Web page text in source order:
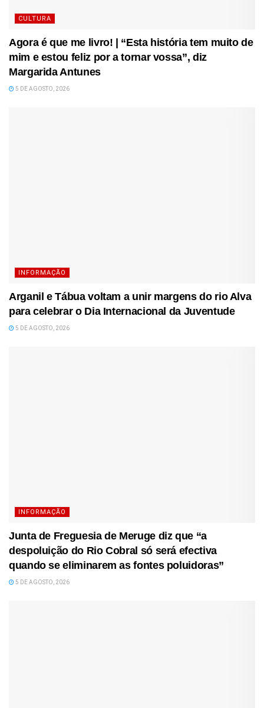
CULTURA
Agora é que me livro! | “Esta história tem muito de
mim e estou feliz por a tornar vossa”, diz
Margarida Antunes
5 DE AGOSTO, 2026
INFORMAÇÃO
Arganil e Tábua voltam a unir margens do rio Alva
para celebrar o Dia Internacional da Juventude
5 DE AGOSTO, 2026
INFORMAÇÃO
Junta de Freguesia de Meruge diz que “a
despoluição do Rio Cobral só será efectiva
quando se eliminarem as fontes poluidoras”
5 DE AGOSTO, 2026